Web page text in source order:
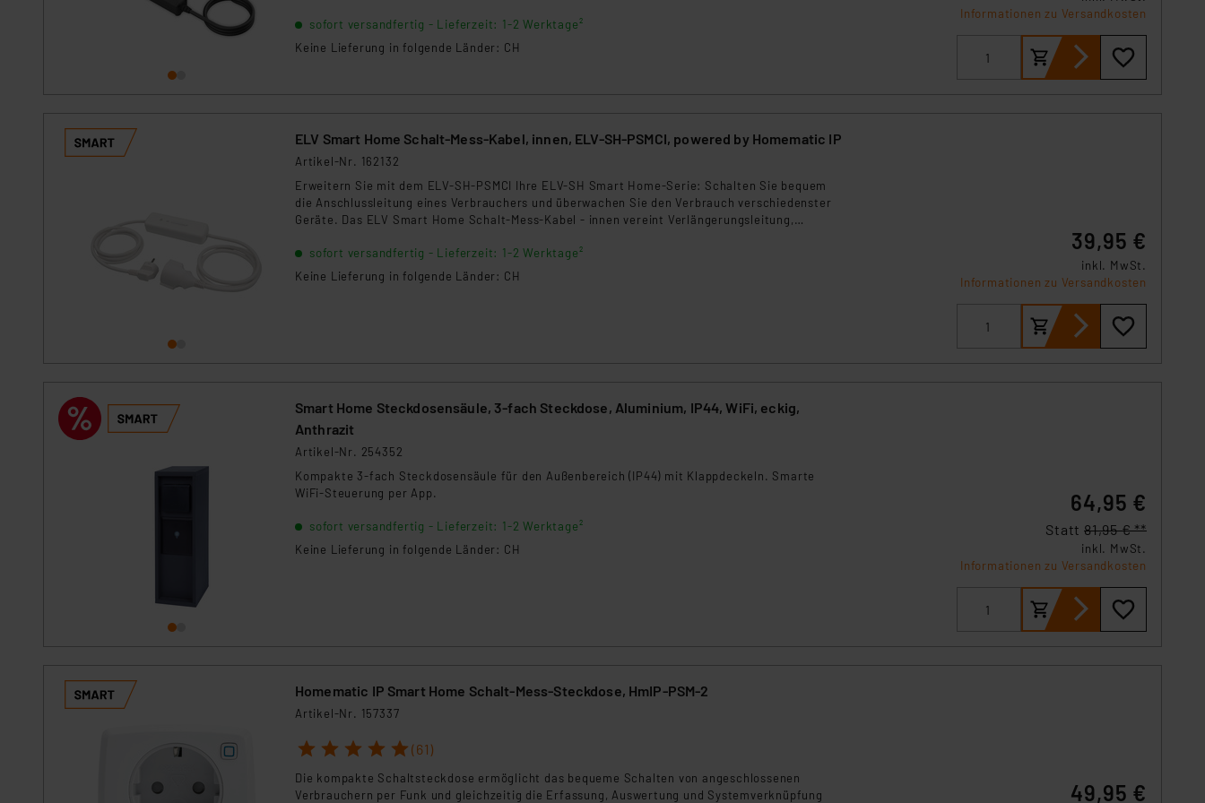
Für die USA besteht kein Angemessenheitsbeschluss der EU. Dies bedeutet, dass die USA als Land mit unzureichendem
Datenschutz nach EU-Standards eingestuft wird. So besteht etwa das Risiko, dass US-Behörden personenbezogene
Daten in Überwachungsprogrammen verarbeiten, ohne dass hiergegen Klagemöglichkeiten für Europäer bestehen.
Impressum|Datenschutzerklärung
Balkonkraftwerke.
sofort versandfertig - Lieferzeit: 1-2 Werktage²
Keine Lieferung in folgende Länder: CH
Informationen zu Versandkosten
ELV Smart Home Schalt-Mess-Kabel, innen, ELV-SH-PSMCI, powered by Homematic IP
Artikel-Nr. 162132
Erweitern Sie mit dem ELV-SH-PSMCI Ihre ELV-SH Smart Home-Serie: Schalten Sie bequem
die Anschlussleitung eines Verbrauchers und überwachen Sie den Verbrauch verschiedenster
Geräte. Das ELV Smart Home Schalt-Mess-Kabel - innen vereint Verlängerungsleitung,
sofort versandfertig - Lieferzeit: 1-2 Werktage²
Keine Lieferung in folgende Länder: CH
39,95 €
inkl. MwSt.
Informationen zu Versandkosten
Smart Home Steckdosensäule, 3-fach Steckdose, Aluminium, IP44, WiFi, eckig,
Anthrazit
Artikel-Nr. 254352
Kompakte 3-fach Steckdosensäule für den Außenbereich (IP44) mit Klappdeckeln. Smarte
WiFi-Steuerung per App.
sofort versandfertig - Lieferzeit: 1-2 Werktage²
Keine Lieferung in folgende Länder: CH
64,95 €
Statt 81,95 € **
inkl. MwSt.
Informationen zu Versandkosten
Homematic IP Smart Home Schalt-Mess-Steckdose, HmIP-PSM-2
Artikel-Nr. 157337
1 2 3 4 5 (61)
Die kompakte Schaltsteckdose ermöglicht das bequeme Schalten von angeschlossenen
Verbrauchern per Funk und gleichzeitig die Erfassung, Auswertung und Systemverknüpfung
49,95 €